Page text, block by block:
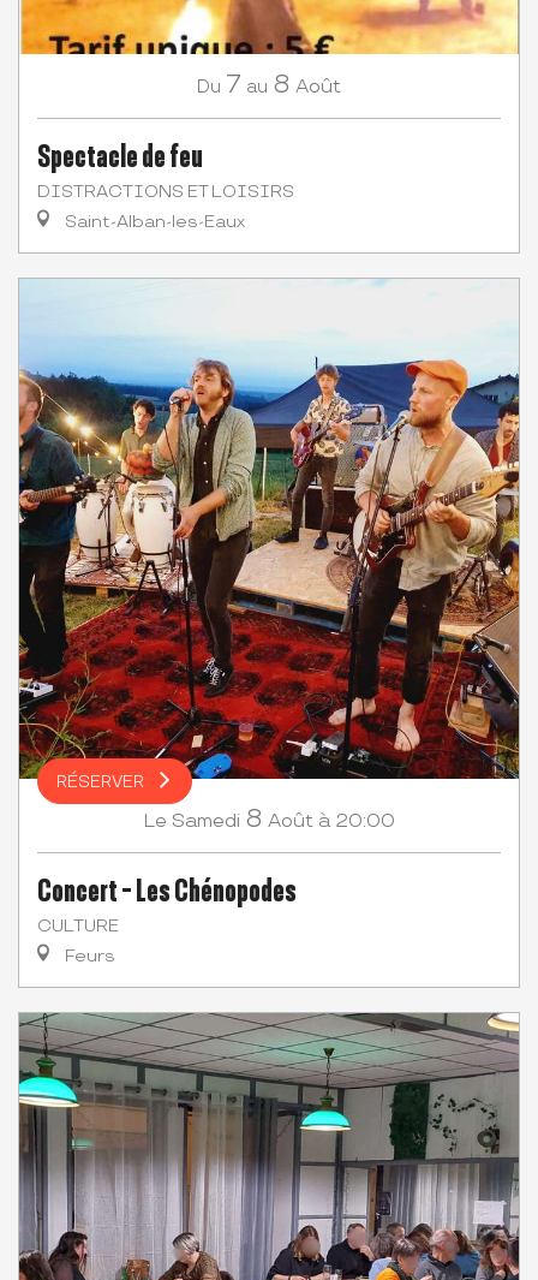
Du 7 au 8 Août
Spectacle de feu
DISTRACTIONS ET LOISIRS
Saint-Alban-les-Eaux
RÉSERVER
Le Samedi 8 Août à 20:00
Concert - Les Chénopodes
CULTURE
Feurs